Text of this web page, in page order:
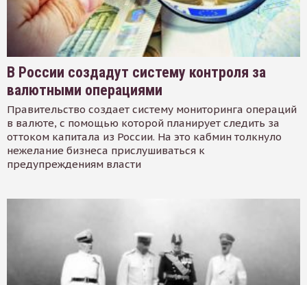
В России создадут систему контроля за
валютными операциями
Правительство создает систему мониторинга операций
в валюте, с помощью которой планирует следить за
оттоком капитала из России. На это кабмин толкнуло
нежелание бизнеса прислушиваться к
предупреждениям власти